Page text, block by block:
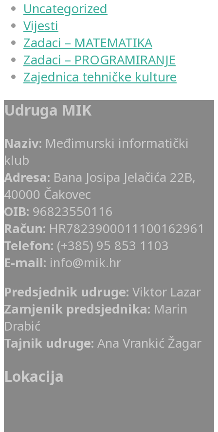
Uncategorized
Vijesti
Zadaci – MATEMATIKA
Zadaci – PROGRAMIRANJE
Zajednica tehničke kulture
Udruga MIK
Naziv: Međimurski informatički
klub
Adresa: Bana Josipa Jelačića 22B,
40000 Čakovec
OIB: 96823550116
Račun: HR7823900011100162961
Telefon: (+385) 95 853 1103
E-mail: info@mik.hr
Predsjednik udruge: Viktor Lazar
Zamjenik predsjednika: Marin
Drabić
Tajnik udruge: Ana Vrankić Žagar
Lokacija